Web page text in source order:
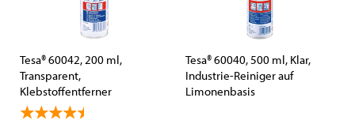
Tesa® 60042, 200 ml,
Transparent,
Klebstoffentferner
Tesa® 60040, 500 ml, Klar,
Industrie-Reiniger auf
Limonenbasis